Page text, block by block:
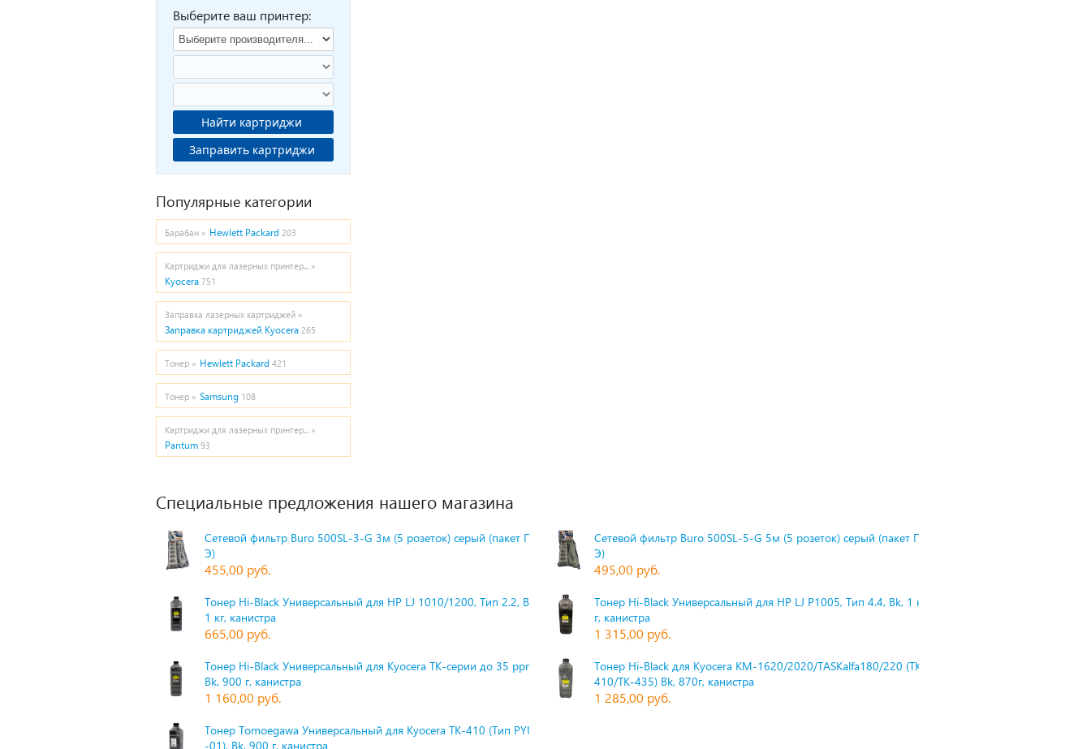
Выберите ваш принтер:
Найти картриджи
Заправить картриджи
Популярные категории
Барабан » Hewlett Packard 203
Картриджи для лазерных принтер... »
Kyocera 751
Заправка лазерных картриджей »
Заправка картриджей Kyocera 265
Тонер » Hewlett Packard 421
Тонер » Samsung 108
Картриджи для лазерных принтер... »
Pantum 93
Специальные предложения нашего магазина
Сетевой фильтр Buro 500SL-3-G 3м (5 розеток) серый (пакет П
Э)
455,00 руб.
Сетевой фильтр Buro 500SL-5-G 5м (5 розеток) серый (пакет П
Э)
495,00 руб.
Тонер Hi-Black Универсальный для HP LJ 1010/1200, Тип 2.2, Bk,
1 кг, канистра
665,00 руб.
Тонер Hi-Black Универсальный для HP LJ P1005, Тип 4.4, Bk, 1 к
г, канистра
1 315,00 руб.
Тонер Hi-Black Универсальный для Kyocera TK-серии до 35 ppm,
Bk, 900 г, канистра
1 160,00 руб.
Тонер Hi-Black для Kyocera KM-1620/2020/TASKalfa180/220 (TK-
410/TK-435) Bk, 870г, канистра
1 285,00 руб.
Тонер Tomoegawa Универсальный для Kyocera TK-410 (Тип PYU
-01), Bk, 900 г, канистра